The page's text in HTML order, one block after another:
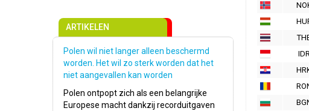
ARTIKELEN
Polen wil niet langer alleen beschermd
worden. Het wil zo sterk worden dat het
niet aangevallen kan worden
Polen ontpopt zich als een belangrijke
Europese macht dankzij recorduitgaven